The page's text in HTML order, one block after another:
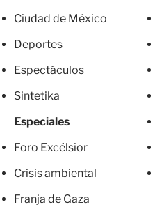
Ciudad de México
Deportes
Espectáculos
Sintetika
Especiales
Foro Excélsior
Crisis ambiental
Franja de Gaza